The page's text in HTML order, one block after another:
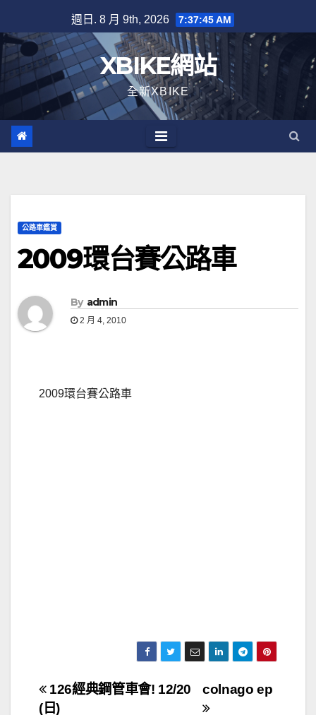
to
content
週日. 8 月 9th, 2026 7:37:46 AM
XBIKE網站
全新XBIKE
公路車鑑賞
2009環台賽公路車
By admin
2 月 4, 2010
2009環台賽公路車
文
colnago ep
126經典鋼管車會! 12/20
(日)